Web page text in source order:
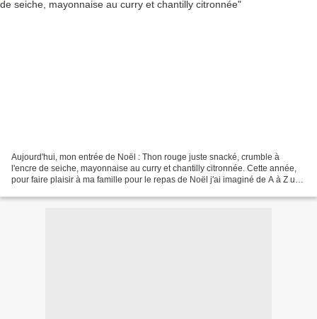
Aujourd'hui, mon entrée de Noël : Thon rouge juste snacké, crumble à
l'encre de seiche, mayonnaise au curry et chantilly citronnée. Cette année,
pour faire plaisir à ma famille pour le repas de Noël j'ai imaginé de A à Z un